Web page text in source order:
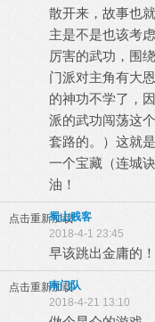
散开来，故事也
主是不是也该考
厉害的武功，围
门派对主角有大
的神功不学了，
派的武功闯荡这
套路的。）这就
一个宝藏（连城
油！
点击重新加载
蜀山贱客
2018-4-1 23:45
早该跳出金庸的！
点击重新加载
南门队
2018-4-21 13:10